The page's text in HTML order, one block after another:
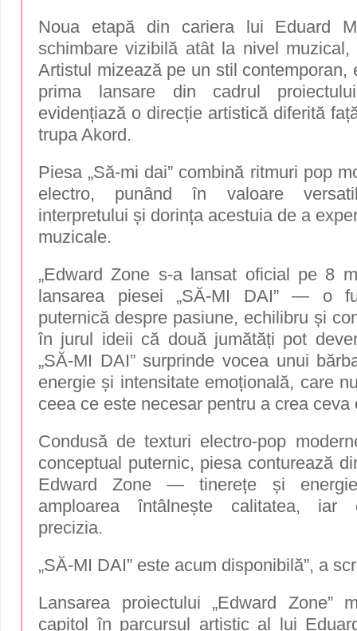
Noua etapă din cariera lui Eduard
schimbare vizibilă atât la nivel
Artistul mizează pe un stil contemporan,
prima lansare din cadrul
evidențiază o direcție artistică diferită
trupa Akord.
Piesa „Să-mi dai” combină ritmuri pop
electro, punând în valoare
interpretului și dorința acestuia de a
muzicale.
„Edward Zone s-a lansat oficial pe 8
lansarea piesei „SĂ-MI DAI” — o
puternică despre pasiune, echilibru și
în jurul ideii că două jumătăți pot
„SĂ-MI DAI” surprinde vocea unui
energie și intensitate emoțională, care
ceea ce este necesar pentru a crea
Condusă de texturi electro-pop
conceptual puternic, piesa conturează
Edward Zone — tinerețe și
amploarea întâlnește calitatea, iar
precizia.
„SĂ-MI DAI” este acum disponibilă”, a
Lansarea proiectului „Edward Zone”
capitol în parcursul artistic al lui